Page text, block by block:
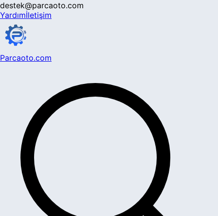
destek@parcaoto.com
Yardımİletişim
Parcaoto.com